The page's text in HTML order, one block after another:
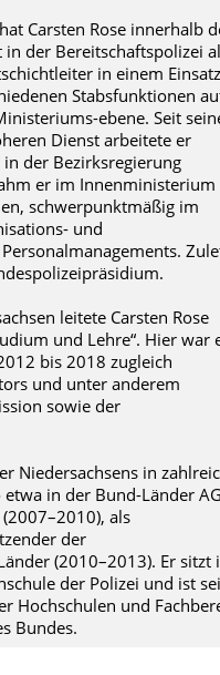
Carsten Rose innerhalb
der Bereitschaftspolizei
in einem
Stabsfunktionen
ebene. Seit
Dienst arbeitete er
der Bezirksregierung
er im Innenministerium
schwerpunktmäßig im
und
leitete Carsten Rose
und Lehre“. Hier war
bis 2018 zugleich
und unter anderem
sowie der
Niedersachsens in
in der Bund-Länder
als
der
(2010–2013). Er sitzt
der Polizei und ist
Hochschulen und
Bundes.